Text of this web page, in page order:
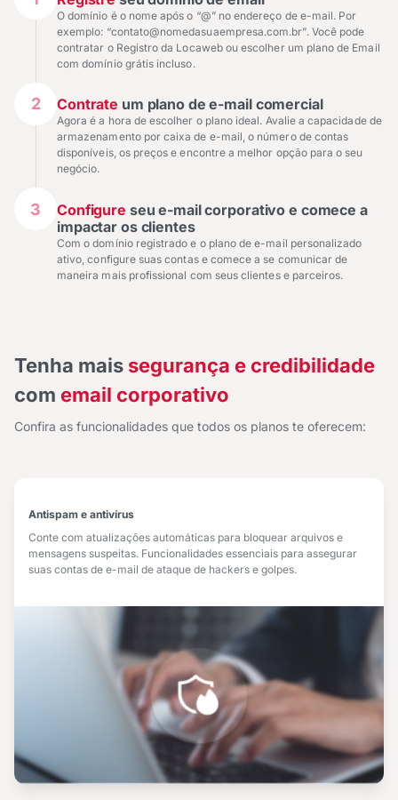
O domínio é o nome após o “@” no endereço de e-mail. Por
exemplo: “contato@nomedasuaempresa.com.br”. Você pode
contratar o Registro da Locaweb ou escolher um plano de Email
com domínio grátis incluso.
2 Contrate um plano de e-mail comercial
Agora é a hora de escolher o plano ideal. Avalie a capacidade de
armazenamento por caixa de e-mail, o número de contas
disponíveis, os preços e encontre a melhor opção para o seu
negócio.
3 Configure seu e-mail corporativo e comece a
impactar os clientes
Com o domínio registrado e o plano de e-mail personalizado
ativo, configure suas contas e comece a se comunicar de
maneira mais profissional com seus clientes e parceiros.
Tenha mais segurança e credibilidade
com email corporativo
Confira as funcionalidades que todos os planos te oferecem:
Antispam e antivírus
Conte com atualizações automáticas para bloquear arquivos e
mensagens suspeitas. Funcionalidades essenciais para assegurar
suas contas de e-mail de ataque de hackers e golpes.